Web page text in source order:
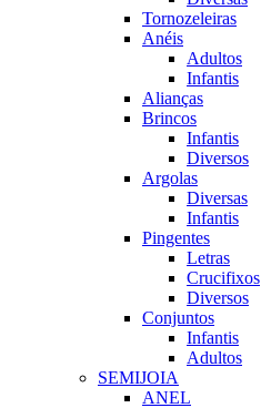
Tornozeleiras
Anéis
Adultos
Infantis
Alianças
Brincos
Infantis
Diversos
Argolas
Diversas
Infantis
Pingentes
Letras
Crucifixos
Diversos
Conjuntos
Infantis
Adultos
SEMIJOIA
ANEL